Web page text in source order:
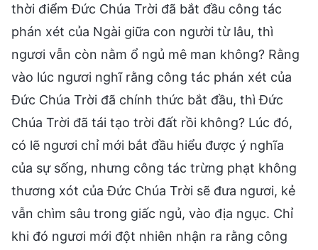
thời điểm Đức Chúa Trời đã bắt đầu công tác
phán xét của Ngài giữa con người từ lâu, thì
ngươi vẫn còn nằm ổ ngủ mê man không? Rằng
vào lúc ngươi nghĩ rằng công tác phán xét của
Đức Chúa Trời đã chính thức bắt đầu, thì Đức
Chúa Trời đã tái tạo trời đất rồi không? Lúc đó,
có lẽ ngươi chỉ mới bắt đầu hiểu được ý nghĩa
của sự sống, nhưng công tác trừng phạt không
thương xót của Đức Chúa Trời sẽ đưa ngươi, kẻ
vẫn chìm sâu trong giấc ngủ, vào địa ngục. Chỉ
khi đó ngươi mới đột nhiên nhận ra rằng công